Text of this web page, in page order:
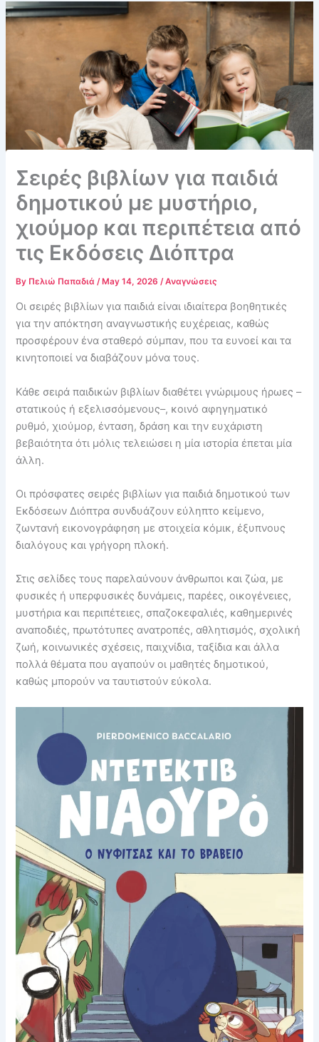
Σειρές βιβλίων για παιδιά
δημοτικού με μυστήριο,
χιούμορ και περιπέτεια από
τις Εκδόσεις Διόπτρα
By Πελιώ Παπαδιά/May 14, 2026/Αναγνώσεις
Οι σειρές βιβλίων για παιδιά είναι ιδιαίτερα βοηθητικές
για την απόκτηση αναγνωστικής ευχέρειας, καθώς
προσφέρουν ένα σταθερό σύμπαν, που τα ευνοεί και τα
κινητοποιεί να διαβάζουν μόνα τους.
Κάθε σειρά παιδικών βιβλίων διαθέτει γνώριμους ήρωες –
στατικούς ή εξελισσόμενους–, κοινό αφηγηματικό
ρυθμό, χιούμορ, ένταση, δράση και την ευχάριστη
βεβαιότητα ότι μόλις τελειώσει η μία ιστορία έπεται μία
άλλη.
Οι πρόσφατες σειρές βιβλίων για παιδιά δημοτικού των
Εκδόσεων Διόπτρα συνδυάζουν εύληπτο κείμενο,
ζωντανή εικονογράφηση με στοιχεία κόμικ, έξυπνους
διαλόγους και γρήγορη πλοκή.
Στις σελίδες τους παρελαύνουν άνθρωποι και ζώα, με
φυσικές ή υπερφυσικές δυνάμεις, παρέες, οικογένειες,
μυστήρια και περιπέτειες, σπαζοκεφαλιές, καθημερινές
αναποδιές, πρωτότυπες ανατροπές, αθλητισμός, σχολική
ζωή, κοινωνικές σχέσεις, παιχνίδια, ταξίδια και άλλα
πολλά θέματα που αγαπούν οι μαθητές δημοτικού,
καθώς μπορούν να ταυτιστούν εύκολα.